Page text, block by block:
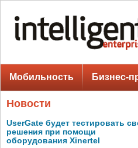
Мобильность Бизнес-
Новости
UserGate будет тестировать
решения при помощи
оборудования Xinertel